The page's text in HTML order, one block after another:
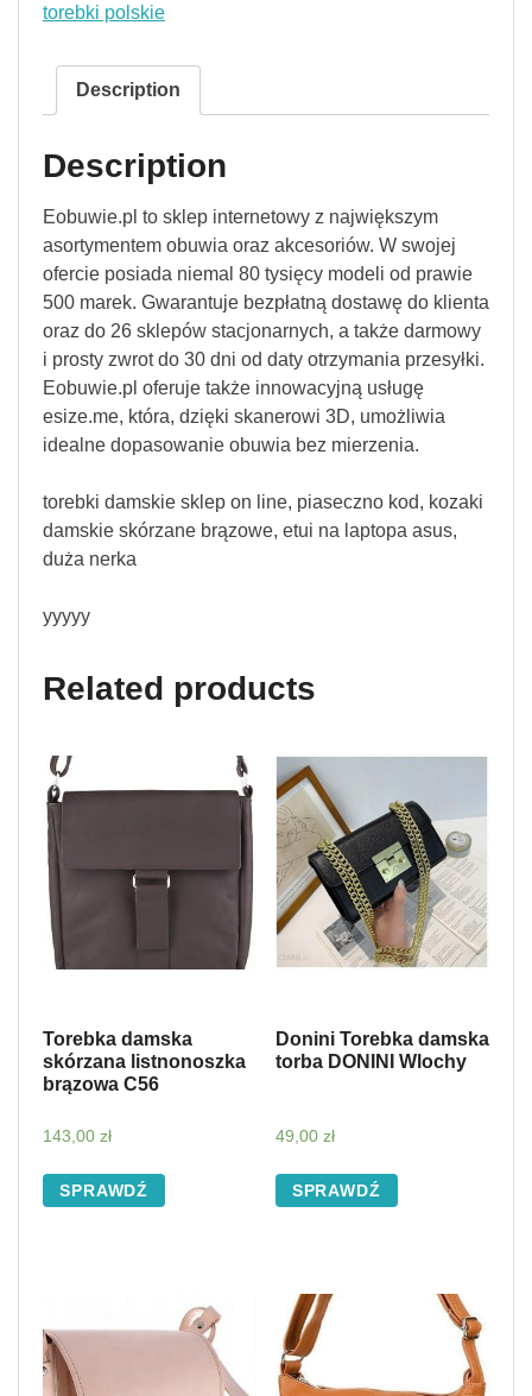
torebki polskie
Description
Description
Eobuwie.pl to sklep internetowy z największym
asortymentem obuwia oraz akcesoriów. W swojej
ofercie posiada niemal 80 tysięcy modeli od prawie
500 marek. Gwarantuje bezpłatną dostawę do klienta
oraz do 26 sklepów stacjonarnych, a także darmowy
i prosty zwrot do 30 dni od daty otrzymania przesyłki.
Eobuwie.pl oferuje także innowacyjną usługę
esize.me, która, dzięki skanerowi 3D, umożliwia
idealne dopasowanie obuwia bez mierzenia.
torebki damskie sklep on line, piaseczno kod, kozaki
damskie skórzane brązowe, etui na laptopa asus,
duża nerka
yyyyy
Related products
Torebka damska
skórzana listnonoszka
brązowa C56
143,00 zł
SPRAWDŹ
Donini Torebka damska
torba DONINI Wlochy
49,00 zł
SPRAWDŹ